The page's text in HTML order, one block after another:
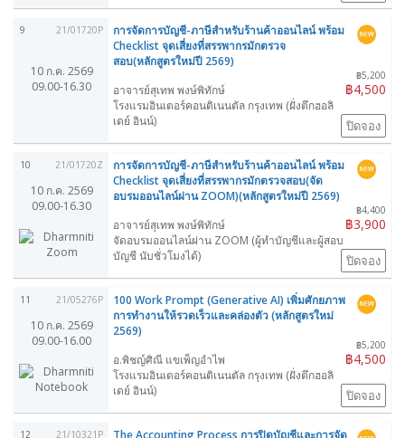
9 21/01720P
10 ก.ค. 2569
09.00-16.30
การจัดการบัญชี-ภาษีสำหรับร้านค้าออนไลน์ พร้อม
Checklist จุดเสี่ยงที่สรรพากรมักตรวจ
สอบ(หลักสูตรใหม่ปี 2569)
฿5,200
฿4,500
อาจารย์สุเทพ พงษ์พิทักษ์
โรงแรมอินเตอร์คอนติเนนตัล กรุงเทพ (ฝั่งตึกฮอลิ
เดย์ อินน์)
ปิดจอง
10 21/01720Z
10 ก.ค. 2569
09.00-16.30
การจัดการบัญชี-ภาษีสำหรับร้านค้าออนไลน์ พร้อม
Checklist จุดเสี่ยงที่สรรพากรมักตรวจสอบ(จัด
อบรมออนไลน์ผ่าน ZOOM)(หลักสูตรใหม่ปี 2569)
฿4,400
฿3,900
อาจารย์สุเทพ พงษ์พิทักษ์
จัดอบรมออนไลน์ผ่าน ZOOM (ผู้ทำบัญชีและผู้สอบ
บัญชี นับชั่วโมงได้)
ปิดจอง
11 21/05276P
10 ก.ค. 2569
09.00-16.00
100 Work Prompt (Generative AI) เพิ่มศักยภาพ
การทำงานให้รวดเร็วและคล่องตัว (หลักสูตรใหม่
2569)
฿5,200
฿4,500
อ.พิชญ์ศิณี แขเพ็ญอำไพ
โรงแรมอินเตอร์คอนติเนนตัล กรุงเทพ (ฝั่งตึกฮอลิ
เดย์ อินน์)
ปิดจอง
12 21/10321P
The Accounting Process การปิดบัญชีและการจัด